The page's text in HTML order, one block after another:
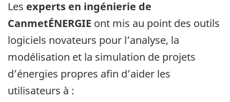
Les experts en ingénierie de
CanmetÉNERGIE ont mis au point des outils
logiciels novateurs pour l’analyse, la
modélisation et la simulation de projets
d’énergies propres afin d’aider les
utilisateurs à :